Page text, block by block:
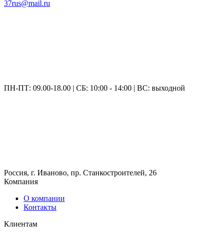
37rus@mail.ru
ПН-ПТ: 09.00-18.00 | СБ: 10:00 - 14:00 | ВС: выходной
Россия, г. Иваново, пр. Станкостроителей, 26
Компания
О компании
Контакты
Клиентам